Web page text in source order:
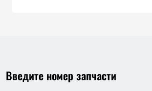
Введите номер запчасти